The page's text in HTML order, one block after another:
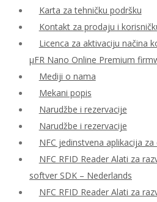
Karta za tehničku podršku
Kontakt za prodaju i
Licenca za aktivaciju načina
μFR Nano Online Premium
Mediji o nama
Mekani popis
Narudžbe i rezervacije
Narudžbe i rezervacije
NFC jedinstvena aplikacija
NFC RFID Reader Alati za
softver SDK – Nederlands
NFC RFID Reader Alati za